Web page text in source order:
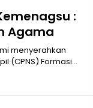
:
Agama
menyerahkan
(CPNS) Formasi